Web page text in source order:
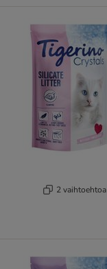
2 vaihtoehtoa